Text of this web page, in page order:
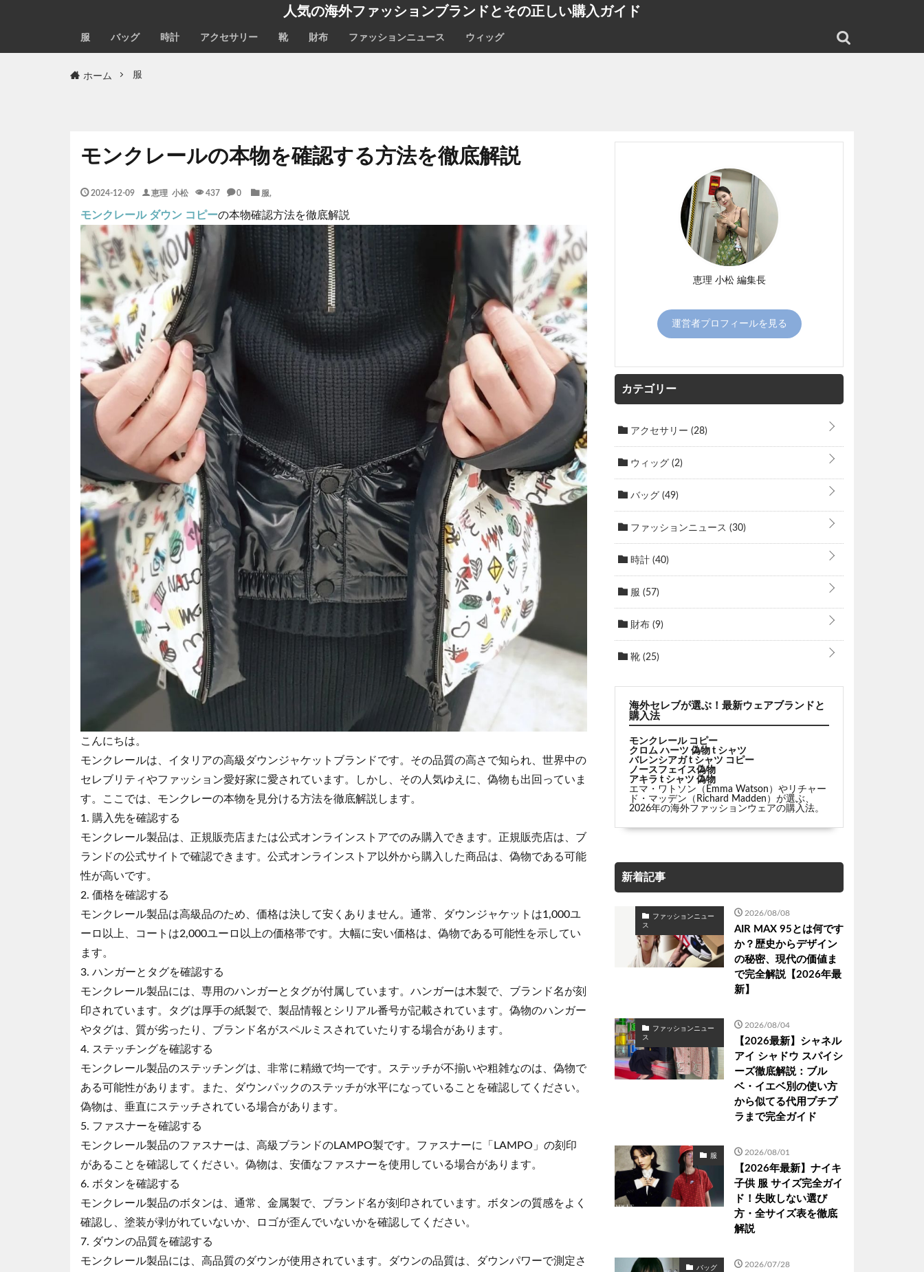
人気の海外ファッションブランドとその正しい購入ガイド
服 バッグ 時計 アクセサリー 靴 財布 ファッションニュース ウィッグ
ホーム 服
モンクレールの本物を確認する方法を徹底解説
2024-12-09 恵理 小松 437 0 服
モンクレール ダウン コピーの本物確認方法を徹底解説
こんにちは。
モンクレールは、イタリアの高級ダウンジャケットブランドです。その品質の高さで知られ、世界中の
セレブリティやファッション愛好家に愛されています。しかし、その人気ゆえに、偽物も出回っていま
す。ここでは、モンクレーの本物を見分ける方法を徹底解説します。
1. 購入先を確認する
モンクレール製品は、正規販売店または公式オンラインストアでのみ購入できます。正規販売店は、ブ
ランドの公式サイトで確認できます。公式オンラインストア以外から購入した商品は、偽物である可能
性が高いです。
2. 価格を確認する
モンクレール製品は高級品のため、価格は決して安くありません。通常、ダウンジャケットは1,000ユ
ーロ以上、コートは2,000ユーロ以上の価格帯です。大幅に安い価格は、偽物である可能性を示してい
ます。
3. ハンガーとタグを確認する
モンクレール製品には、専用のハンガーとタグが付属しています。ハンガーは木製で、ブランド名が刻
印されています。タグは厚手の紙製で、製品情報とシリアル番号が記載されています。偽物のハンガー
やタグは、質が劣ったり、ブランド名がスペルミスされていたりする場合があります。
4. ステッチングを確認する
モンクレール製品のステッチングは、非常に精緻で均一です。ステッチが不揃いや粗雑なのは、偽物で
ある可能性があります。また、ダウンパックのステッチが水平になっていることを確認してください。
偽物は、垂直にステッチされている場合があります。
5. ファスナーを確認する
モンクレール製品のファスナーは、高級ブランドのLAMPO製です。ファスナーに「LAMPO」の刻印
があることを確認してください。偽物は、安価なファスナーを使用している場合があります。
6. ボタンを確認する
モンクレール製品のボタンは、通常、金属製で、ブランド名が刻印されています。ボタンの質感をよく
確認し、塗装が剥がれていないか、ロゴが歪んでいないかを確認してください。
7. ダウンの品質を確認する
モンクレール製品には、高品質のダウンが使用されています。ダウンの品質は、ダウンパワーで測定さ
恵理 小松 編集長
運営者プロフィールを見る
カテゴリー
アクセサリー (28)
ウィッグ (2)
バッグ (49)
ファッションニュース (30)
時計 (40)
服 (57)
財布 (9)
靴 (25)
海外セレブが選ぶ！最新ウェアブランドと
購入法
モンクレール コピー
クロム ハーツ 偽物 t シャツ
バレンシアガ t シャツ コピー
ノースフェイス偽物
アキラ t シャツ 偽物
エマ・ワトソン（Emma Watson）やリチャー
ド・マッデン（Richard Madden）が選ぶ、
2026年の海外ファッションウェアの購入法。
新着記事
ファッションニュー
ス
2026/08/08
AIR MAX 95とは何です
か？歴史からデザイン
の秘密、現代の価値ま
で完全解説【2026年最
新】
ファッションニュー
ス
2026/08/04
【2026最新】シャネル
アイ シャドウ スパイシ
ーズ徹底解説：ブル
ベ・イエベ別の使い方
から似てる代用プチプ
ラまで完全ガイド
服 2026/08/01
【2026年最新】ナイキ
子供 服 サイズ完全ガイ
ド！失敗しない選び
方・全サイズ表を徹底
解説
バッグ 2026/07/28